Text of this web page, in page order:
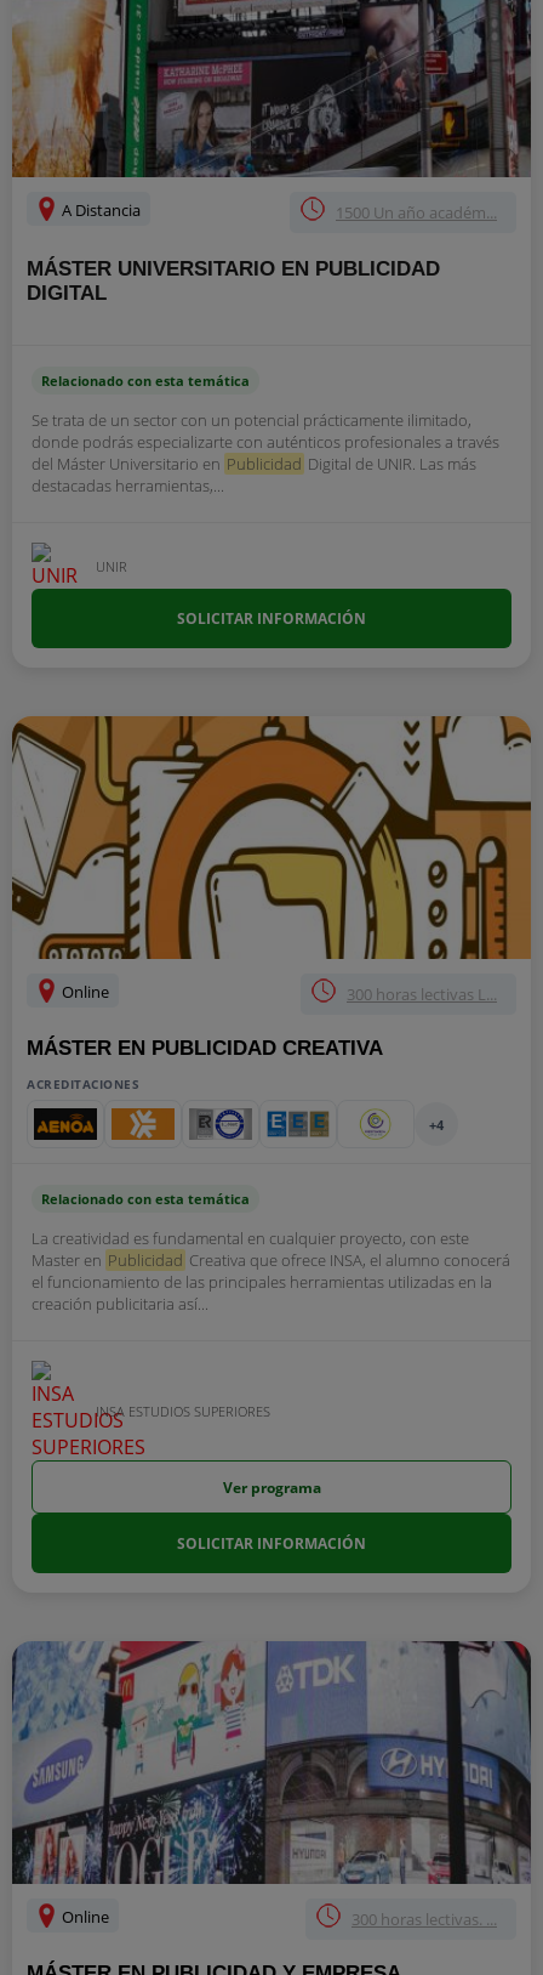
A Distancia 1500 Un año académ...
MÁSTER UNIVERSITARIO EN PUBLICIDAD
DIGITAL
Relacionado con esta temática
Se trata de un sector con un potencial prácticamente ilimitado,
donde podrás especializarte con auténticos profesionales a través
del Máster Universitario en Publicidad Digital de UNIR. Las más
destacadas herramientas,...
UNIR
SOLICITAR INFORMACIÓN
Online 300 horas lectivas L...
MÁSTER EN PUBLICIDAD CREATIVA
ACREDITACIONES
+4
Relacionado con esta temática
La creatividad es fundamental en cualquier proyecto, con este
Master en Publicidad Creativa que ofrece INSA, el alumno conocerá
el funcionamiento de las principales herramientas utilizadas en la
creación publicitaria así...
INSA ESTUDIOS SUPERIORES
Ver programa
SOLICITAR INFORMACIÓN
Online 300 horas lectivas. ...